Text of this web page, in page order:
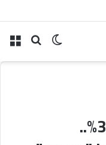
بحث الوضع
بنمو إيرادات فاق 350%..